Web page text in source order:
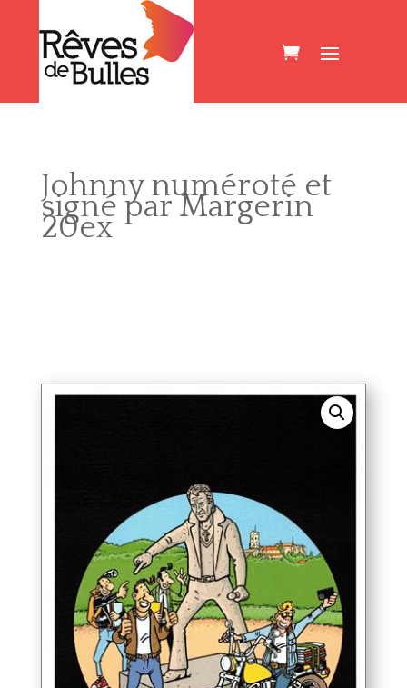
Johnny numéroté et
signé par Margerin
20ex